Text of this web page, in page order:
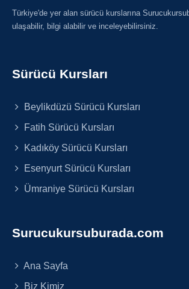
Türkiye'de yer alan sürücü kurslarına
ulaşabilir, bilgi alabilir ve inceleyebilirsiniz.
Sürücü Kursları
Beylikdüzü Sürücü Kursları
Fatih Sürücü Kursları
Kadıköy Sürücü Kursları
Esenyurt Sürücü Kursları
Ümraniye Sürücü Kursları
Surucukursuburada.com
Ana Sayfa
Biz Kimiz